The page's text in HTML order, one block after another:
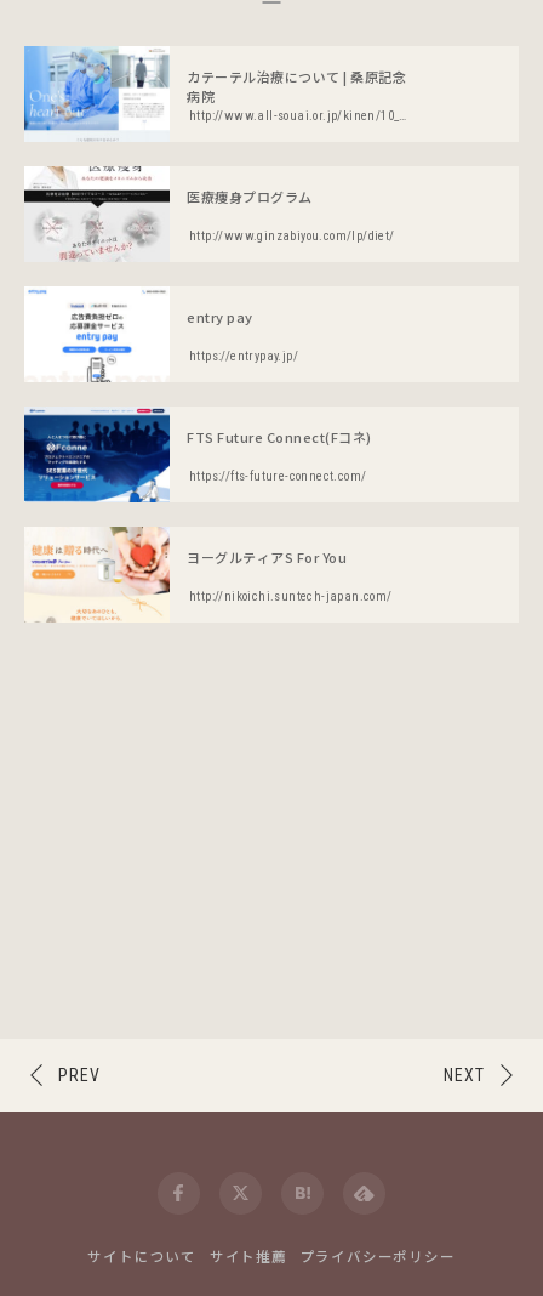
カテーテル治療について | 桑原記念
病院
http://www.all-souai.or.jp/kinen/10_pci/index.html
医療痩身プログラム
http://www.ginzabiyou.com/lp/diet/
entry pay
https://entrypay.jp/
FTS Future Connect(Fコネ)
https://fts-future-connect.com/
ヨーグルティアS For You
http://nikoichi.suntech-japan.com/
NEXT
PREV
サイトについて サイト推薦 プライバシーポリシー